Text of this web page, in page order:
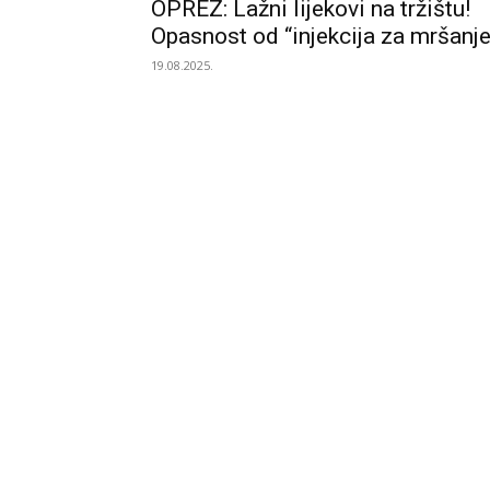
OPREZ: Lažni lijekovi na tržištu!
Opasnost od “injekcija za
19.08.2025.